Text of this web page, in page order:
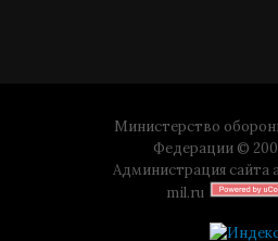
Министерство
Федерации ©
Администрация сайта
mil.ru